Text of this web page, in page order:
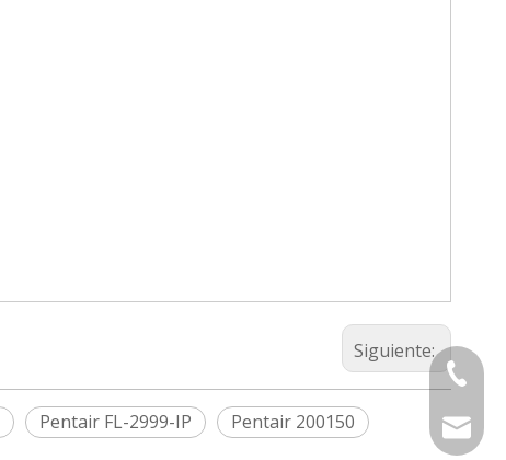
Siguiente:
Pentair FL-2999-IP
Pentair 200150
+86-